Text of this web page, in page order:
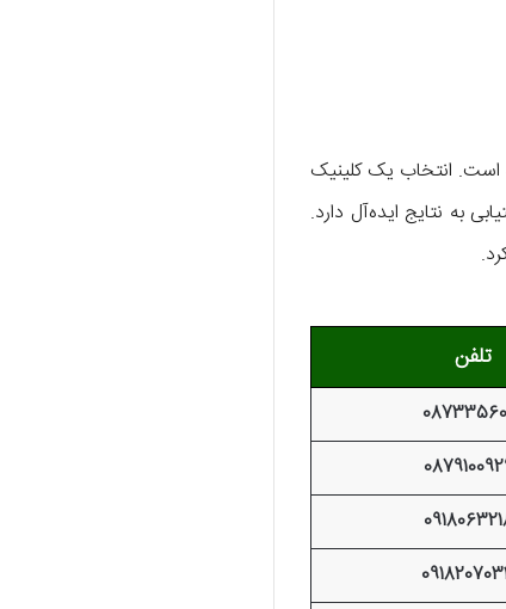
است. انتخاب یک کلینیک
به نتایج ایده‌آل دارد.
تلفن